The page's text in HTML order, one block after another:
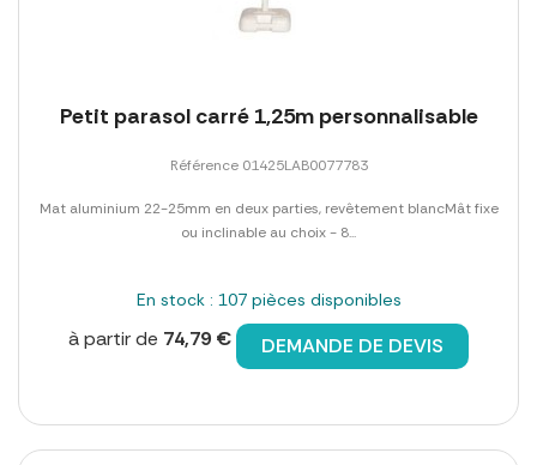
Petit parasol carré 1,25m personnalisable
Référence 01425LAB0077783
Mat aluminium 22-25mm en deux parties, revêtement blancMât fixe
ou inclinable au choix - 8...
En stock : 107 pièces disponibles
à partir de 74,79 € DEMANDE DE DEVIS